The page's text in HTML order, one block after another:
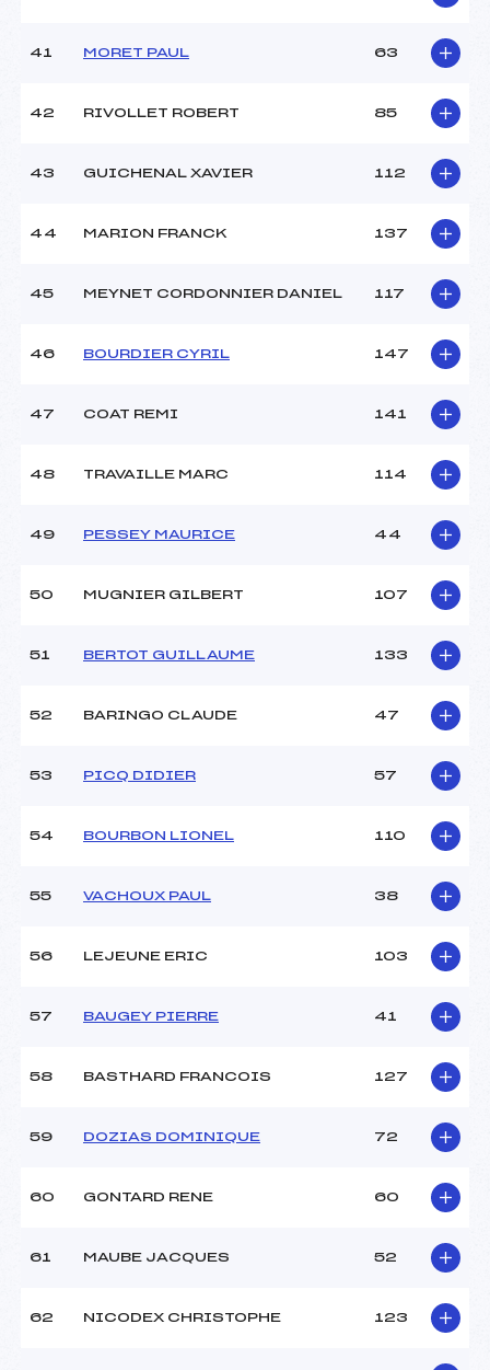
41 MORET PAUL 63
42 RIVOLLET ROBERT 85
43 GUICHENAL XAVIER 112
44 MARION FRANCK 137
45 MEYNET CORDONNIER DANIEL 117
46 BOURDIER CYRIL 147
47 COAT REMI 141
48 TRAVAILLE MARC 114
49 PESSEY MAURICE 44
50 MUGNIER GILBERT 107
51 BERTOT GUILLAUME 133
52 BARINGO CLAUDE 47
53 PICQ DIDIER 57
54 BOURBON LIONEL 110
55 VACHOUX PAUL 38
56 LEJEUNE ERIC 103
57 BAUGEY PIERRE 41
58 BASTHARD FRANCOIS 127
59 DOZIAS DOMINIQUE 72
60 GONTARD RENE 60
61 MAUBE JACQUES 52
62 NICODEX CHRISTOPHE 123